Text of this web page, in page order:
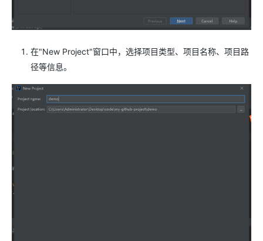
在"New Project"窗口中，选择项目类型、项目名称、项目路
径等信息。